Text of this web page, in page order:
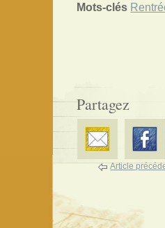
Mots-clés
Partagez
Article